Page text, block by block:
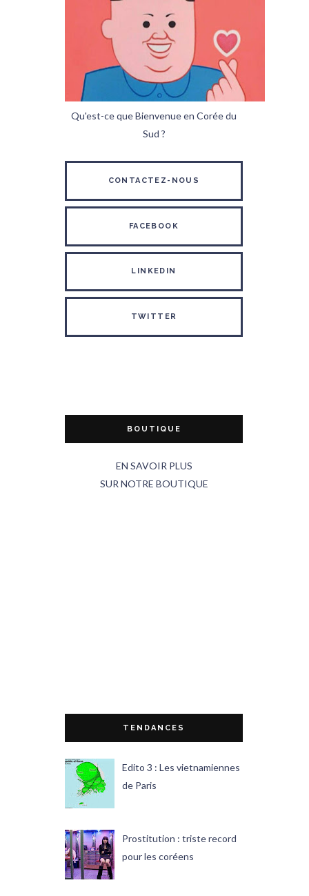
Qu'est-ce que Bienvenue en Corée du
Sud ?
CONTACTEZ-NOUS
FACEBOOK
LINKEDIN
TWITTER
BOUTIQUE
EN SAVOIR PLUS
SUR NOTRE BOUTIQUE
TENDANCES
Edito 3 : Les vietnamiennes
de Paris
Prostitution : triste record
pour les coréens